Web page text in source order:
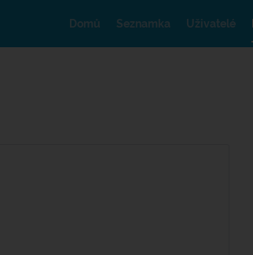
Domů
Seznamka Uživatelé